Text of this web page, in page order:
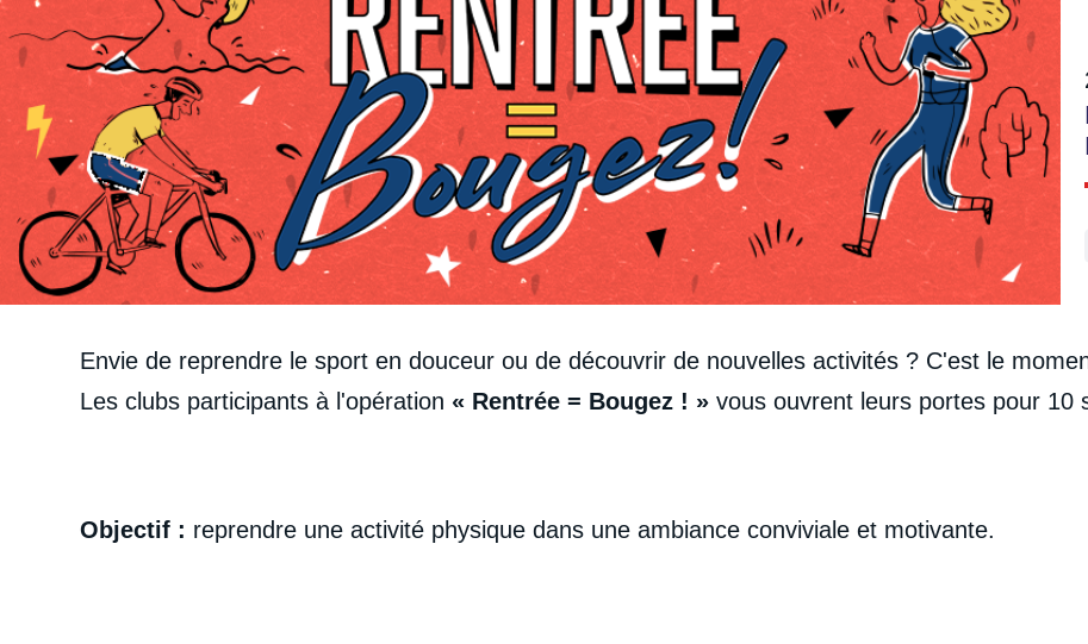
Envie de reprendre le sport en douceur ou de découvrir de nouvelles activités ? C'est le
Les clubs participants à l'opération « Rentrée = Bougez ! » vous ouvrent leurs portes pour 10
Objectif : reprendre une activité physique dans une ambiance conviviale et motivante.